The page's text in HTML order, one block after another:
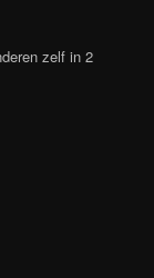
zelf in 2